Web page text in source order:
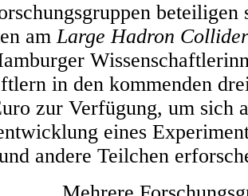
beteiligen
amLarge Hadron Collider
in den kommenden
zur Verfügung, um sich
eines
andere Teilchen